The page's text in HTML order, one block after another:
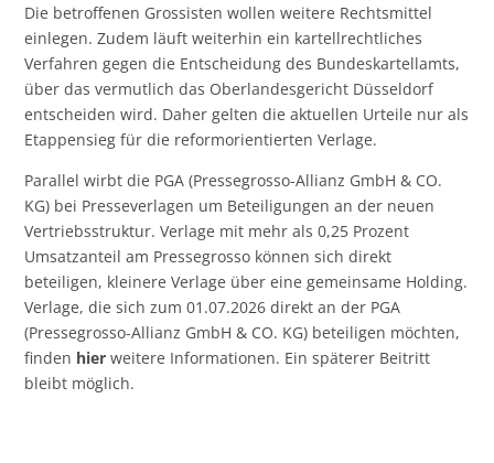
Die betroffenen Grossisten wollen weitere Rechtsmittel
einlegen. Zudem läuft weiterhin ein kartellrechtliches
Verfahren gegen die Entscheidung des Bundeskartellamts,
über das vermutlich das Oberlandesgericht Düsseldorf
entscheiden wird. Daher gelten die aktuellen Urteile nur als
Etappensieg für die reformorientierten Verlage.
Parallel wirbt die PGA (Pressegrosso-Allianz GmbH & CO.
KG) bei Presseverlagen um Beteiligungen an der neuen
Vertriebsstruktur. Verlage mit mehr als 0,25 Prozent
Umsatzanteil am Pressegrosso können sich direkt
beteiligen, kleinere Verlage über eine gemeinsame Holding.
Verlage, die sich zum 01.07.2026 direkt an der PGA
(Pressegrosso-Allianz GmbH & CO. KG) beteiligen möchten,
finden hier weitere Informationen. Ein späterer Beitritt
bleibt möglich.